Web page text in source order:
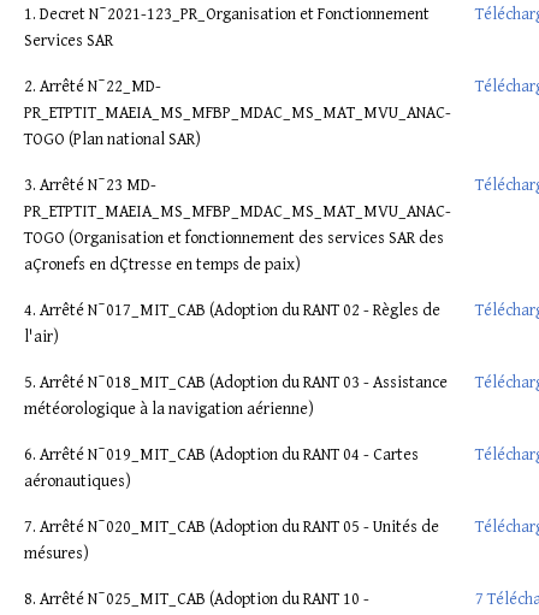
1. Decret N¯2021-123_PR_Organisation et Fonctionnement
Services SAR
2. Arrêté N¯22_MD-
PR_ETPTIT_MAEIA_MS_MFBP_MDAC_MS_MAT_MVU_ANAC-
TOGO (Plan national SAR)
3. Arrêté N¯23 MD-
PR_ETPTIT_MAEIA_MS_MFBP_MDAC_MS_MAT_MVU_ANAC-
TOGO (Organisation et fonctionnement des services SAR des
aÇronefs en dÇtresse en temps de paix)
4. Arrêté N¯017_MIT_CAB (Adoption du RANT 02 - Règles de
l'air)
5. Arrêté N¯018_MIT_CAB (Adoption du RANT 03 - Assistance
météorologique à la navigation aérienne)
6. Arrêté N¯019_MIT_CAB (Adoption du RANT 04 - Cartes
aéronautiques)
7. Arrêté N¯020_MIT_CAB (Adoption du RANT 05 - Unités de
mésures)
8. Arrêté N¯025_MIT_CAB (Adoption du RANT 10 -
7